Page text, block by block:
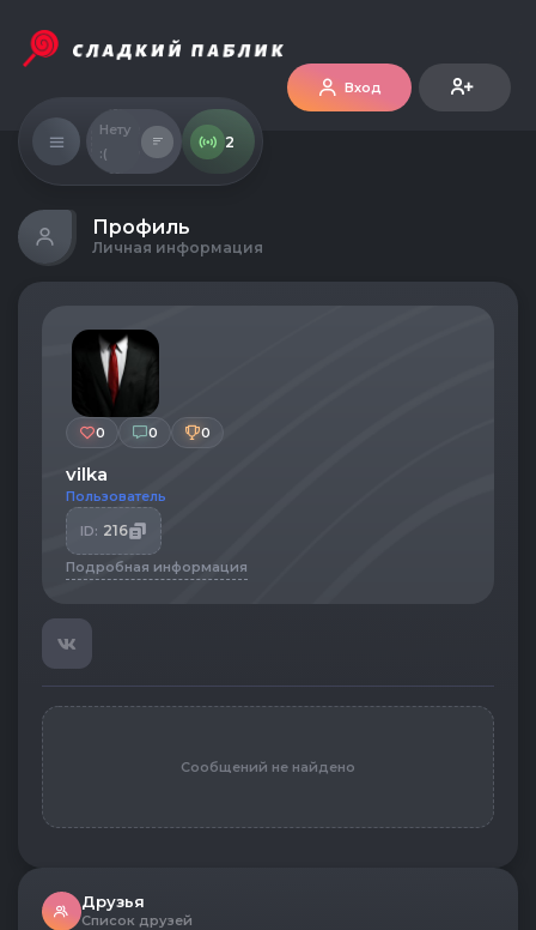
Вход
Нету
:(
2
Профиль
Личная информация
0 0 0
vilka
Пользователь
ID: 216
Подробная информация
Сообщений не найдено
Друзья
Список друзей